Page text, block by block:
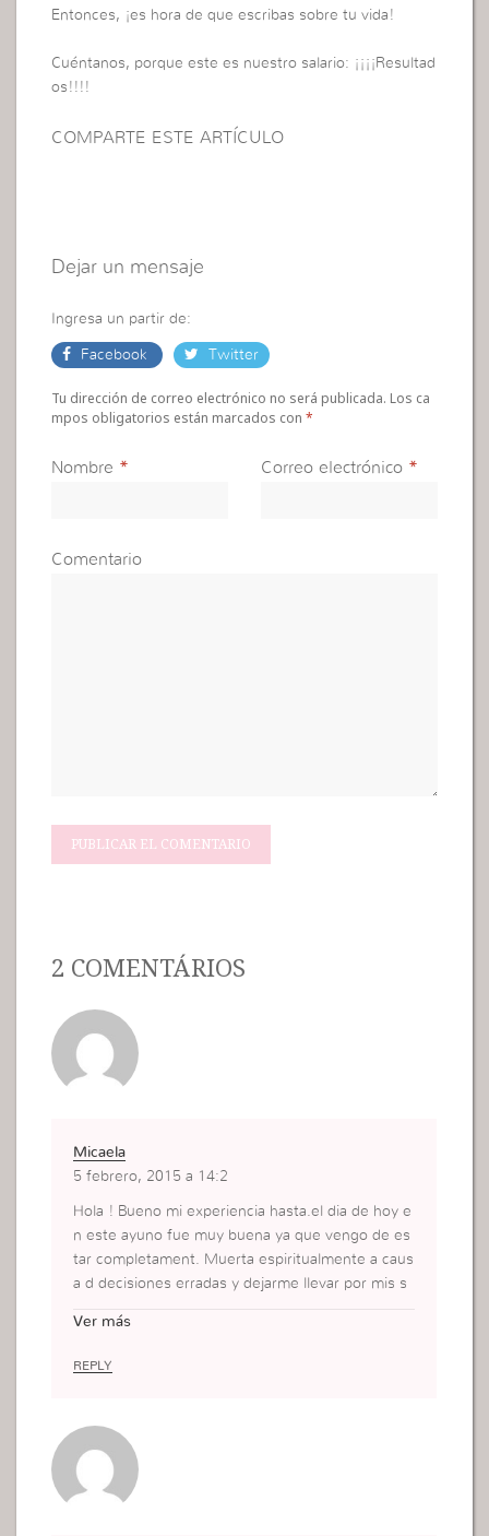
Entonces, ¡es hora de que escribas sobre tu vida!
Cuéntanos, porque este es nuestro salario: ¡¡¡¡Resultad
os!!!!
COMPARTE ESTE ARTÍCULO
Dejar un mensaje
Ingresa un partir de:
Facebook Twitter
Tu dirección de correo electrónico no será publicada. Los ca
mpos obligatorios están marcados con*
Nombre * Correo electrónico *
Comentario
2 COMENTÁRIOS
Micaela
5 febrero, 2015 a 14:2
Hola ! Bueno mi experiencia hasta.el dia de hoy e
n este ayuno fue muy buena ya que vengo de es
tar completament. Muerta espiritualmente a caus
a d decisiones erradas y dejarme llevar por mis s
viviendo. Y ya determine que en este ayuno voy
a recibir el bautismo en el Espiritu Santo. Si teng
o qe pasar un mensaje o dejar algo de este.ayun
o es.que nos lanzemos de lleno a los brazos de J
Ver más
REPLY